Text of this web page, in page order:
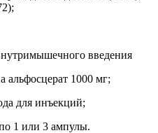
введения
альфосцерат 1000 мг;
для инъекций;
1 или 3 ампулы.